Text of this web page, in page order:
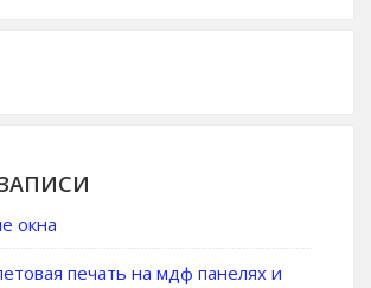
окна
печать на мдф панелях и